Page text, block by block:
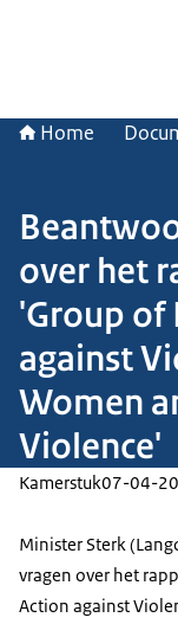
Home
over het
'Group of
against
Women
Violence'
Kamerstuk07-04-
Minister Sterk
vragen over het
Action against